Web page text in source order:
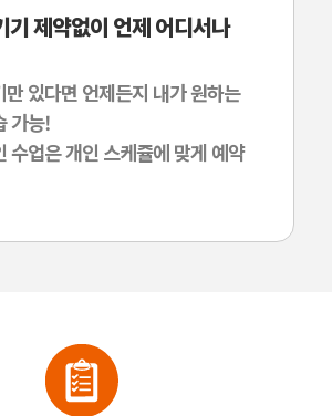
기 제약없이 언제 어디서나
만 있다면 언제든지 내가 원하는
가능!
수업은 개인 스케쥴에 맞게 예약